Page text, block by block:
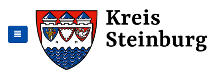
the
navigation
the
content